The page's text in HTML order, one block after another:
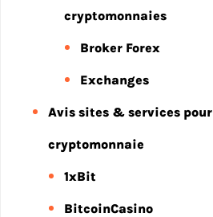
cryptomonnaies
Broker Forex
Exchanges
Avis sites & services pour
cryptomonnaie
1xBit
BitcoinCasino